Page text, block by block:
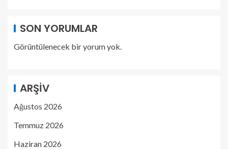
SON YORUMLAR
Görüntülenecek bir yorum yok.
ARŞIV
Ağustos 2026
Temmuz 2026
Haziran 2026